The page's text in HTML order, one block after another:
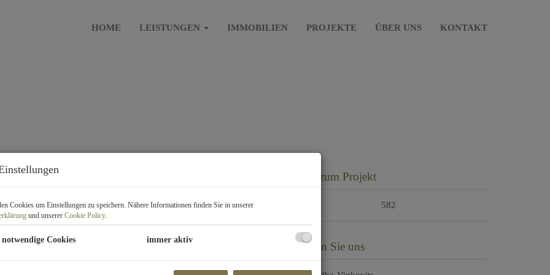
HOME LEISTUNGEN IMMOBILIEN PROJEKTE ÜBER UNS KONTAKT
IN UNMITTELBARER NÄHE
Basisdaten zum Projekt
582
Kontaktieren Sie uns
Cookies um Einstellungen zu speichern. Nähere Informationen finden Sie in unserer
und unserer Cookie Policy.
notwendige Cookies immer aktiv